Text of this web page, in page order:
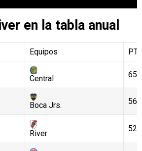
en la tabla anual
Equipos
Central 65
Boca Jrs. 56
River
52